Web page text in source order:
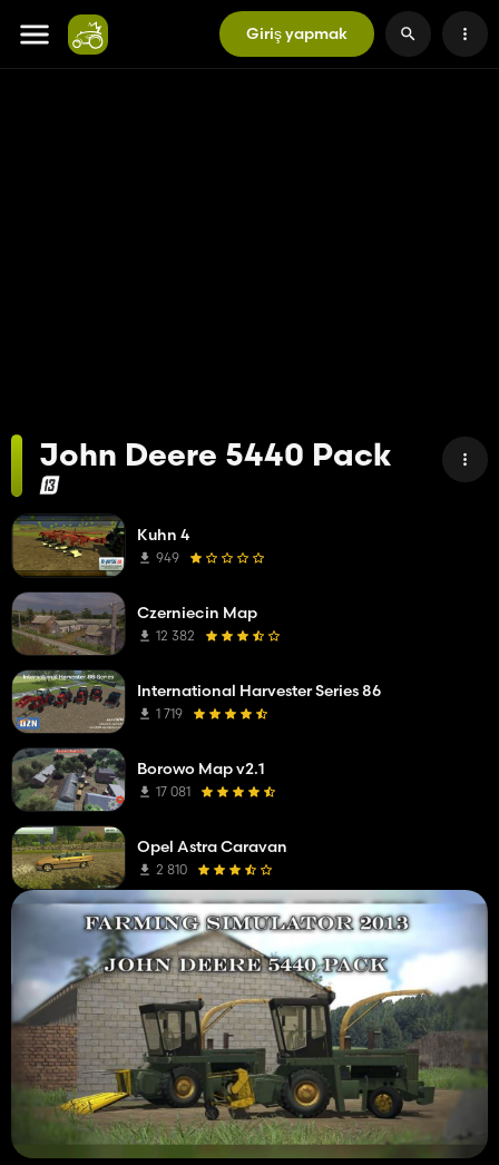
Giriş yapmak
John Deere 5440 Pack
Kuhn 4
949
Czerniecin Map
12 382
International Harvester Series 86
1 719
Borowo Map v2.1
17 081
Opel Astra Caravan
2 810